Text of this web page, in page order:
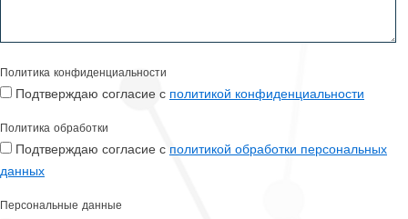
Политика конфиденциальности
Подтверждаю согласие с политикой конфиденциальности
Политика обработки
Подтверждаю согласие с политикой обработки персональных
данных
Персональные данные